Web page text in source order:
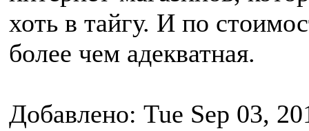
хоть в тайгу. И по
более чем адекватная.
Добавлено: Tue Sep 03,